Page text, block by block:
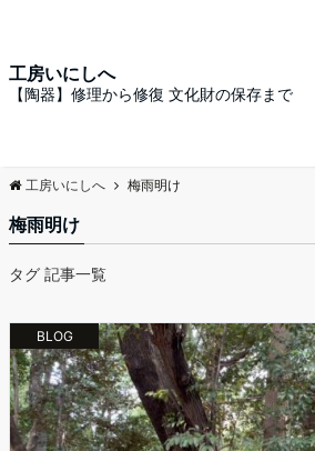
工房いにしへ
【陶器】修理から修復 文化財の保存まで
工房いにしへ 梅雨明け
梅雨明け
タグ 記事一覧
BLOG